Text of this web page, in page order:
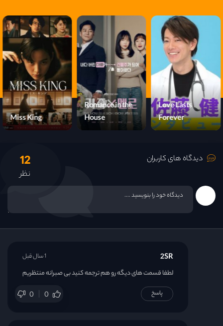
Love Lasts
Forever
Romance in the
House
Miss King
دیدگاه های کاربران 12
نظر
2SR
لطفا قسمت های دیگه رو هم ترجمه کنید بی صبرانه منتظریم
0 0
1 سال قبل
پاسخ